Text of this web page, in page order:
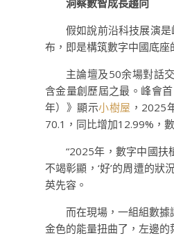
洞察數智成長趨向
假如說前沿科技展演是
布，即是構筑數字中國底座
主論壇及50余場對話
含金量創歷屆之最。峰會
年）》顯示小樹屋 ，2025
70.1，同比增加12.99%，
“2025年，數字中國扶
不竭彰顯，‘好’的周遭的
英先容。
而在現場，一組組數
金色的能量扭曲了，左邊